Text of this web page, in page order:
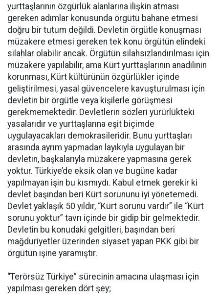
yurttaşlarının özgürlük alanlarına ilişkin atması
gereken adımlar konusunda örgütü bahane etmesi
doğru bir tutum değildi. Devletin örgütle konuşması
müzakere etmesi gereken tek konu örgütün elindeki
silahlar olabilir ancak. Örgütün silahsızlandırılması için
müzakere yapılabilir, ama Kürt yurttaşlarının anadilinin
korunması, Kürt kültürünün özgürlükler içinde
geliştirilmesi, yasal güvencelere kavuşturulması için
devletin bir örgütle veya kişilerle görüşmesi
gerekmemektedir. Devletlerin sözleri yürürlükteki
yasalarıdır ve yurttaşlarına eşit biçimde
uygulayacakları demokrasileridir. Bunu yurttaşları
arasında ayrım yapmadan layıkıyla uygulayan bir
devletin, başkalarıyla müzakere yapmasına gerek
yoktur. Türkiye’de eksik olan ve bugüne kadar
yapılmayan işin bu kısmıydı. Kabul etmek gerekir ki
devlet başından beri Kürt sorununu iyi yönetemedi.
Devlet yaklaşık 50 yıldır, “Kürt sorunu vardır” ile “Kürt
sorunu yoktur” tavrı içinde bir gidip bir gelmektedir.
Devletin bu konudaki gelgitleri, başından beri
mağduriyetler üzerinden siyaset yapan PKK gibi bir
örgütün işine yaramıştır.
“Terörsüz Türkiye” sürecinin amacına ulaşması için
yapılması gereken dört şey;